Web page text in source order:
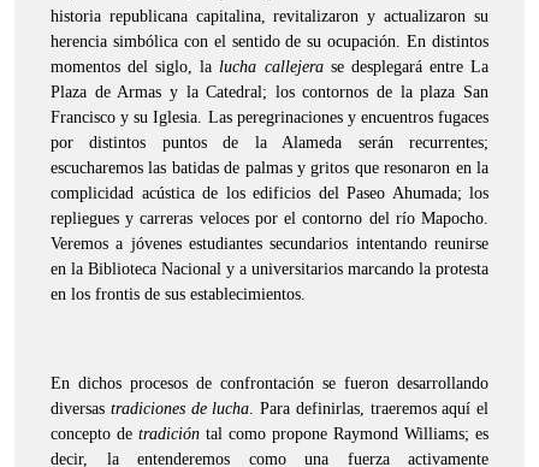
historia republicana capitalina, revitalizaron y actualizaron su
herencia simbólica con el sentido de su ocupación. En distintos
momentos del siglo, la lucha callejera se desplegará entre La
Plaza de Armas y la Catedral; los contornos de la plaza San
Francisco y su Iglesia. Las peregrinaciones y encuentros fugaces
por distintos puntos de la Alameda serán recurrentes;
escucharemos las batidas de palmas y gritos que resonaron en la
complicidad acústica de los edificios del Paseo Ahumada; los
repliegues y carreras veloces por el contorno del río Mapocho.
Veremos a jóvenes estudiantes secundarios intentando reunirse
en la Biblioteca Nacional y a universitarios marcando la protesta
en los frontis de sus establecimientos.
En dichos procesos de confrontación se fueron desarrollando
diversas tradiciones de lucha . Para definirlas, traeremos aquí el
concepto de tradición tal como propone Raymond Williams; es
decir, la entenderemos como una fuerza activamente